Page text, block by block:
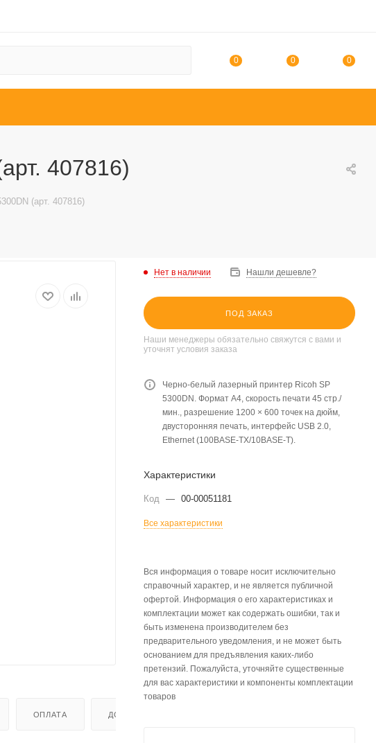
0 0 0
407816)
(арт. 407816)
ОПЛАТА ДОСТАВКА
Нет в наличии Нашли дешевле?
ПОД ЗАКАЗ
Наши менеджеры обязательно свяжутся с вами и
уточнят условия заказа
Черно-белый лазерный принтер Ricoh SP
5300DN. Формат А4, скорость печати 45 стр./
мин., разрешение 1200 × 600 точек на дюйм,
двусторонняя печать, интерфейс USB 2.0,
Ethernet (100BASE-TX/10BASE-T).
Характеристики
Код — 00-00051181
Все характеристики
Вся информация о товаре носит исключительно
справочный характер, и не является публичной
офертой. Информация о его характеристиках и
комплектации может как содержать ошибки, так и
быть изменена производителем без
предварительного уведомления, и не может быть
основанием для предъявления каких-либо
претензий. Пожалуйста, уточняйте существенные
для вас характеристики и компоненты комплектации
товаров